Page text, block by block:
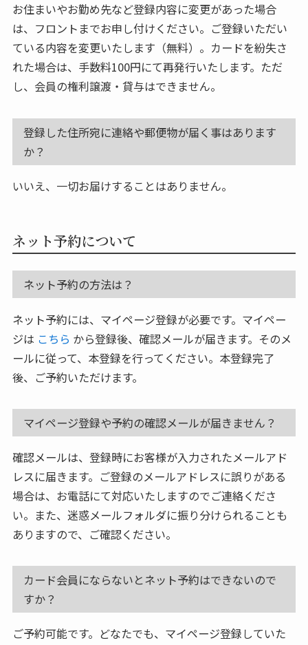
お住まいやお勤め先など登録内容に変更があった場合
は、フロントまでお申し付けください。ご登録いただい
ている内容を変更いたします（無料）。カードを紛失さ
れた場合は、手数料100円にて再発行いたします。ただ
し、会員の権利譲渡・貸与はできません。
登録した住所宛に連絡や郵便物が届く事はあります
か？
いいえ、一切お届けすることはありません。
ネット予約について
ネット予約の方法は？
ネット予約には、マイページ登録が必要です。マイペー
ジは こちら から登録後、確認メールが届きます。そのメ
ールに従って、本登録を行ってください。本登録完了
後、ご予約いただけます。
マイページ登録や予約の確認メールが届きません？
確認メールは、登録時にお客様が入力されたメールアド
レスに届きます。ご登録のメールアドレスに誤りがある
場合は、お電話にて対応いたしますのでご連絡くださ
い。また、迷惑メールフォルダに振り分けられることも
ありますので、ご確認ください。
カード会員にならないとネット予約はできないので
すか？
ご予約可能です。どなたでも、マイページ登録していた